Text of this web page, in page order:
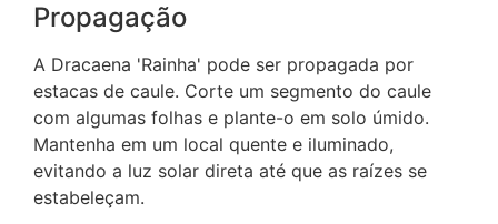
Propagação
A Dracaena 'Rainha' pode ser propagada por
estacas de caule. Corte um segmento do caule
com algumas folhas e plante-o em solo úmido.
Mantenha em um local quente e iluminado,
evitando a luz solar direta até que as raízes se
estabeleçam.